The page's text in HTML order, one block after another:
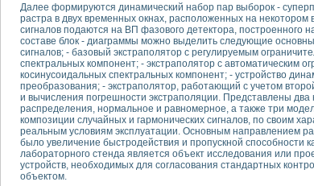
Интроскан
система
USB"
терапии серии СКАН
тензометрия и т.п.)
измерения параметров дизельных двигателей типа В-46
тяговых электродвигателей электровоза на базе устройств
инструментов
элементной базы машин
module для моделирования электромагнитных процессов с
Далее формируются динамический набор пар выборок -
растра в двух временных окнах, расположенных на
сигналов подаются на ВП фазового детектора, построенного
составе блок - диаграммы можно выделить следующие
сигналов; - базовый экстраполятор с регулируемым
спектральных компонент; - экстраполятор с автоматическим
косинусоидальных спектральных компонент; - устройство
преобразования; - экстраполятор, работающий с учетом
и вычисления погрешности экстраполяции. Представлены
распределения, нормальное и равномерное, а также три
композиции случайных и гармонических сигналов, по своим
реальным условиям эксплуатации. Основным направлением
было увеличение быстродействия и пропускной способности
лабораторного стенда является объект исследования или
устройств, необходимых для согласования стандартных
объектом.